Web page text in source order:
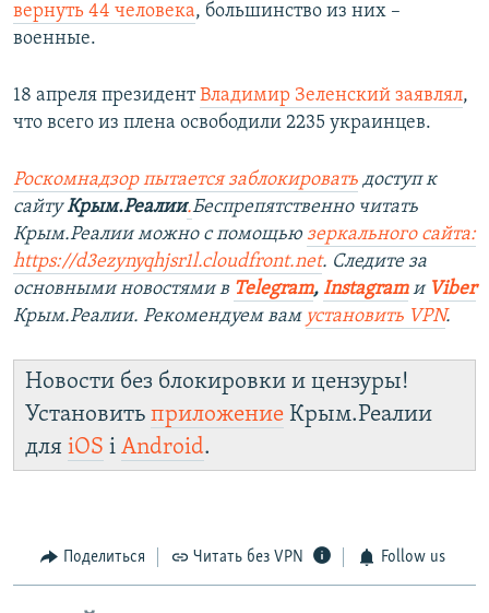
вернуть 44 человека, большинство из них –
военные.
18 апреля президентВладимир Зеленский заявлял,
что всего из плена освободили 2235 украинцев.
Роскомнадзор пытается заблокировать доступ к
сайтуКрым.Реалии.Беспрепятственно читать
Крым.Реалии можно с помощью зеркального сайта:
https://d3ezynyqhjsr1l.cloudfront.net. Следите за
основными новостями в Telegram, Instagramи Viber
Крым.Реалии. Рекомендуем вам установить VPN.
Новости без блокировки и цензуры!
Установить приложение Крым.Реалии
для iOS і Android.
Поделиться Читать без VPN Follow us